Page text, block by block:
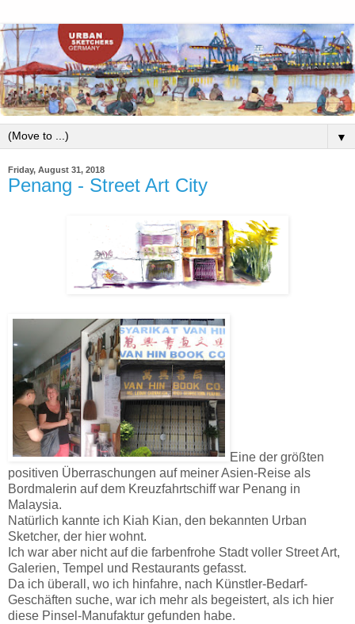
▼
Friday, August 31, 2018
Penang - Street Art City
Eine der größten
positiven Überraschungen auf meiner Asien-Reise als
Bordmalerin auf dem Kreuzfahrtschiff war Penang in
Malaysia.
Natürlich kannte ich Kiah Kian, den bekannten Urban
Sketcher, der hier wohnt.
Ich war aber nicht auf die farbenfrohe Stadt voller Street Art,
Galerien, Tempel und Restaurants gefasst.
Da ich überall, wo ich hinfahre, nach Künstler-Bedarf-
Geschäften suche, war ich mehr als begeistert, als ich hier
diese Pinsel-Manufaktur gefunden habe.